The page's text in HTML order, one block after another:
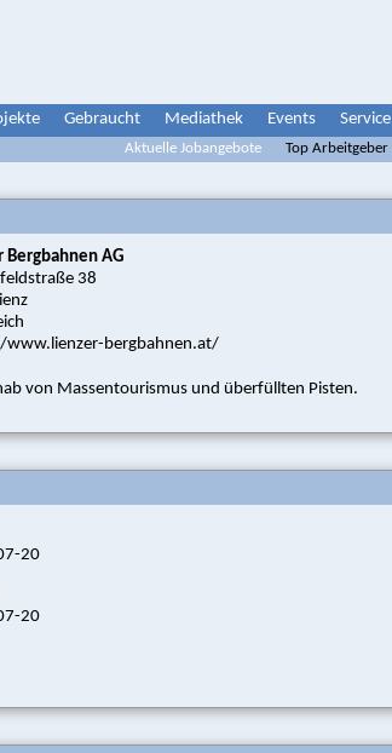
Gebraucht Mediathek Events Service
Aktuelle Jobangebote Top Arbeitgeber
Bergbahnen AG
38
bergbahnen.at/
von Massentourismus und überfüllten Pisten.
20
20